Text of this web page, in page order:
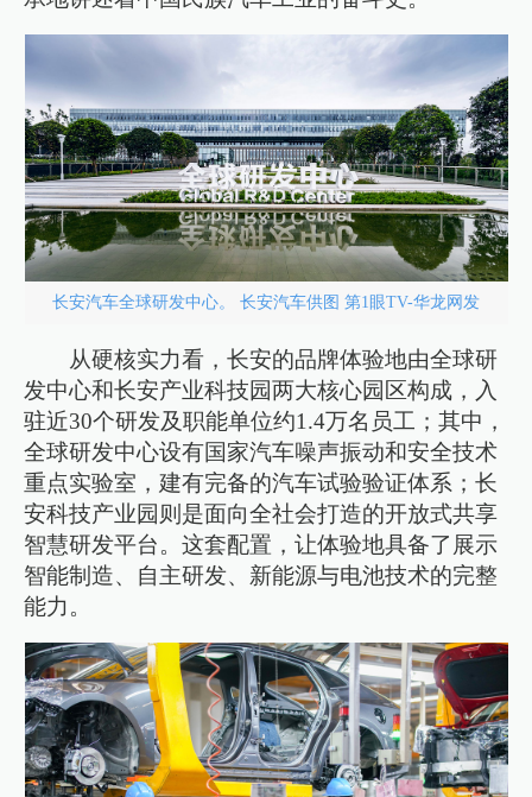
长安汽车全球研发中心。 长安汽车供图 第1眼TV-华龙网发
从硬核实力看，长安的品牌体验地由全球研
发中心和长安产业科技园两大核心园区构成，入
驻近30个研发及职能单位约1.4万名员工；其中，
全球研发中心设有国家汽车噪声振动和安全技术
重点实验室，建有完备的汽车试验验证体系；长
安科技产业园则是面向全社会打造的开放式共享
智慧研发平台。这套配置，让体验地具备了展示
智能制造、自主研发、新能源与电池技术的完整
能力。